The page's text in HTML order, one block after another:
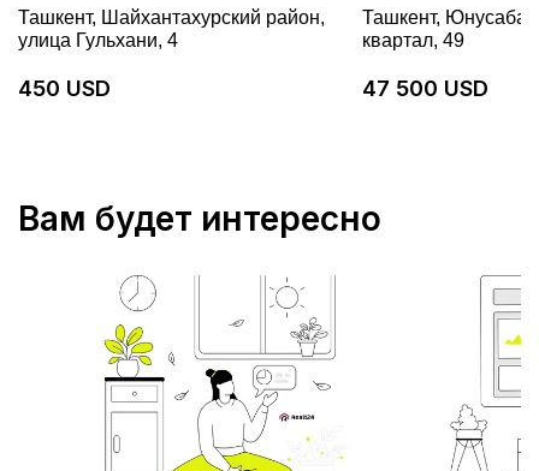
Ташкент, Шайхантахурский район,
улица Гульхани, 4
450 USD
Ташкент,
квартал, 49
47 500 USD
Вам будет интересно